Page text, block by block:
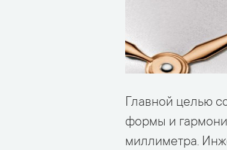
Главной целью
формы и
миллиметра.